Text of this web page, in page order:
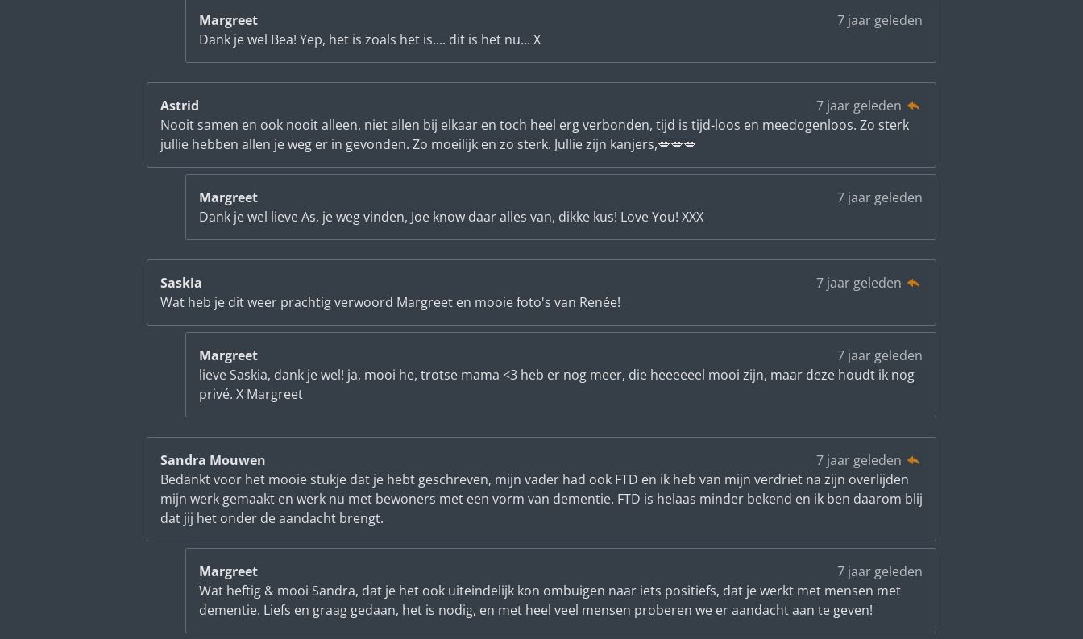
Margreet
7 jaar geleden
Dank je wel Bea! Yep, het is zoals het is.... dit is het nu... X
Astrid
7 jaar geleden
Nooit samen en ook nooit alleen, niet allen bij elkaar en toch heel erg verbonden, tijd is tijd-loos en meedogenloos. Zo sterk
jullie hebben allen je weg er in gevonden. Zo moeilijk en zo sterk. Jullie zijn kanjers,💋💋💋
Margreet
7 jaar geleden
Dank je wel lieve As, je weg vinden, Joe know daar alles van, dikke kus! Love You! XXX
Saskia
7 jaar geleden
Wat heb je dit weer prachtig verwoord Margreet en mooie foto's van Renée!
Margreet
7 jaar geleden
lieve Saskia, dank je wel! ja, mooi he, trotse mama <3 heb er nog meer, die heeeeeel mooi zijn, maar deze houdt ik nog
privé. X Margreet
Sandra Mouwen
7 jaar geleden
Bedankt voor het mooie stukje dat je hebt geschreven, mijn vader had ook FTD en ik heb van mijn verdriet na zijn overlijden
mijn werk gemaakt en werk nu met bewoners met een vorm van dementie. FTD is helaas minder bekend en ik ben daarom blij
dat jij het onder de aandacht brengt.
Margreet
7 jaar geleden
Wat heftig & mooi Sandra, dat je het ook uiteindelijk kon ombuigen naar iets positiefs, dat je werkt met mensen met
dementie. Liefs en graag gedaan, het is nodig, en met heel veel mensen proberen we er aandacht aan te geven!